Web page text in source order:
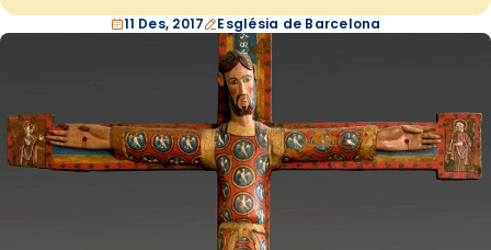
11 Des, 2017 Església de Barcelona